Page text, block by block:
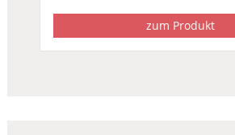
zum Produkt